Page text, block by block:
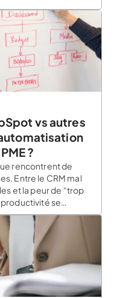
vs autres
?
rencontrent de
Entre le CRM mal
et la peur de “trop
se
Pourtant, les
plateforme
de centraliser la
accélérer […]